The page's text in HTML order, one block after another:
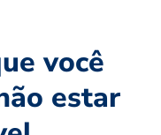
você
estar